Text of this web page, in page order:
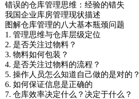
错误的仓库管理思维：经验的错失
我国企业库房管理现状描述
图解仓库管理的八大基本瓶颈问题
1. 管理思维与仓库层级定位
2. 是否关注过物料？
3. 物料如何包装？
4. 是否关注过物料的流程？
5. 操作人员怎么知道自己做的是对的？
6. 如何保证信息是正确的
7. 仓库效率决定什么？决定于什么？